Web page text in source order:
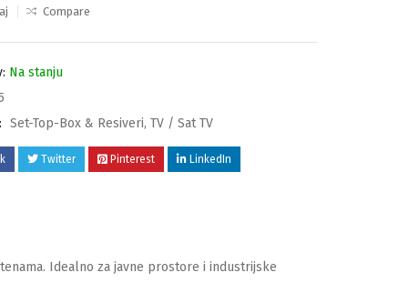
Compare
Na stanju
Set-Top-Box & Resiveri, TV / Sat TV
Twitter Pinterest LinkedIn
Idealno za javne prostore i industrijske